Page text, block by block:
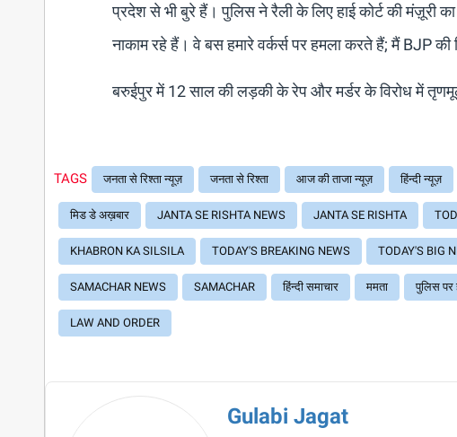
प्रदेश से भी बुरे हैं। पुलिस ने रैली के लिए हाई कोर्ट की मंज़ूरी
नाकाम रहे हैं। वे बस हमारे वर्कर्स पर हमला करते हैं; मैं BJP की
बरुईपुर में 12 साल की लड़की के रेप और मर्डर के विरोध में
TAGS जनता से रिश्ता न्यूज़ जनता से रिश्ता आज की ताजा न्यूज़ हिंन्दी न्यूज़
मिड डे अख़बार JANTA SE RISHTA NEWS JANTA SE RISHTA
KHABRON KA SILSILA TODAY'S BREAKING NEWS TODAY'S BIG
SAMACHAR NEWS SAMACHAR हिंन्दी समाचार ममता पुलिस पर
LAW AND ORDER
Gulabi Jagat